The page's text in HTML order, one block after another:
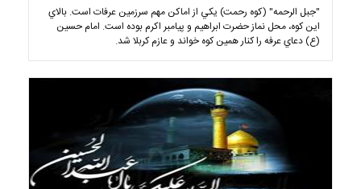
"جبل الرحمه" (کوه رحمت) يکي از اماکن مهم سرزمين عرفات است. بالاي
اين کوه، محل نماز حضرت ابراهيم و پيامبر اکرم بوده است. امام حسين
(ع) دعاي عرفه را کنار همين کوه خواند و عازم کربلا شد.